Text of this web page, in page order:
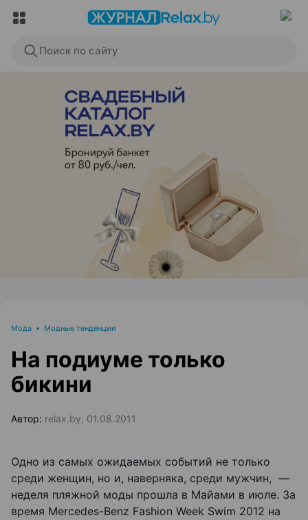
Поиск по сайту
ЭФФЕКТИВНАЯ РЕКЛАМА НА САЙТЕ
Мода • Модные тенденции
На подиуме только
бикини
Автор: relax.by, 01.08.2011
Одно из самых ожидаемых событий не только
среди женщин, но и, наверняка, среди мужчин, —
неделя пляжной моды прошла в Майами в июле. За
время Mercedes-Benz Fashion Week Swim 2012 на